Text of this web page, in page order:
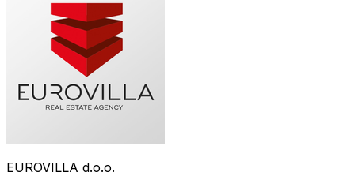
EUROVILLA d.o.o.